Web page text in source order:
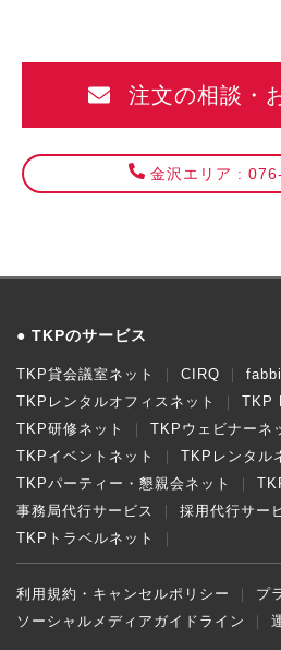
注文の相談・
金沢エリア :
TKPのサービス
TKP貸会議室ネット CIRQ
TKPレンタルオフィスネット
TKP
TKP研修ネット
TKPウェビナーネ
TKPイベントネット
TKPレンタル
TKPパーティー・懇親会ネット
事務局代行サービス
採用代行サー
TKPトラベルネット
利用規約・キャンセルポリシー
プ
ソーシャルメディアガイドライン